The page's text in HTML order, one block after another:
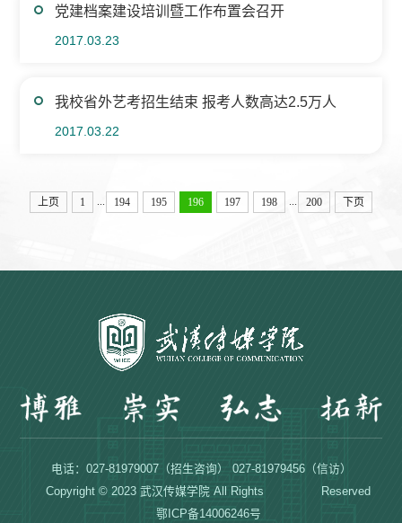
党建档案建设培训暨工作布置会召开
2017.03.23
我校省外艺考招生结束 报考人数高达2.5万人
2017.03.22
上页 1 194 195 196 197 198 200 下页
电话：027-81979007（招生咨询） 027-81979456（信访）
Copyright © 2023 武汉传媒学院 All Rights Reserved
鄂ICP备14006246号